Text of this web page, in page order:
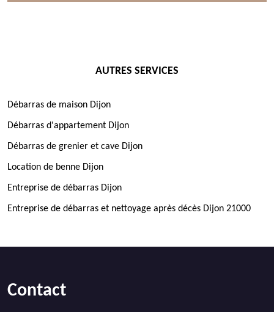
AUTRES SERVICES
Débarras de maison Dijon
Débarras d'appartement Dijon
Débarras de grenier et cave Dijon
Location de benne Dijon
Entreprise de débarras Dijon
Entreprise de débarras et nettoyage après décès Dijon 21000
Contact